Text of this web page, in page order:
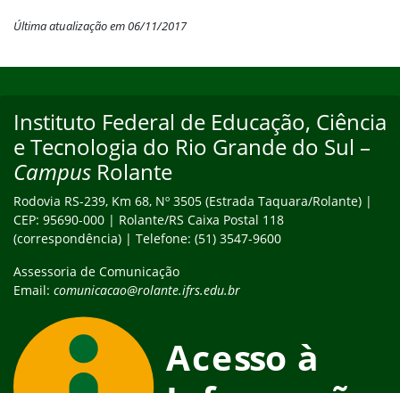
Última atualização em 06/11/2017
Endereço
Instituto Federal de Educação, Ciência
e Tecnologia do Rio Grande do Sul –
Campus Rolante
Rodovia RS-239, Km 68, Nº 3505 (Estrada Taquara/Rolante) |
CEP: 95690-000 | Rolante/RS Caixa Postal 118
(correspondência) | Telefone: (51) 3547-9600
Assessoria de Comunicação
Email: comunicacao@rolante.ifrs.edu.br